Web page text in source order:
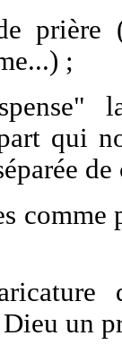
prière
;
qui
un